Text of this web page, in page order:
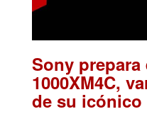
Sony prepara
1000XM4C,
de su icónico